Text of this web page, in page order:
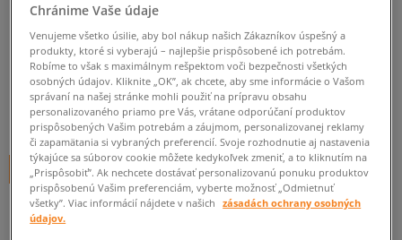
P2 8900 GREY AOP
unisex, ruksaky
0.0 ( 0)
14,95€cena s DPH
+ 15 BODOV V SIZEERCLUBE
Chránime Vaše údaje
Venujeme všetko úsilie, aby bol nákup našich Zákazníkov úspešný a
produkty, ktoré si vyberajú – najlepšie prispôsobené ich potrebám.
Robíme to však s maximálnym rešpektom voči bezpečnosti všetkých
osobných údajov. Kliknite „OK”, ak chcete, aby sme informácie o Vašom
správaní na našej stránke mohli použiť na prípravu obsahu
personalizovaného priamo pre Vás, vrátane odporúčaní produktov
prispôsobených Vašim potrebám a záujmom, personalizovanej reklamy
či zapamätania si vybraných preferencií. Svoje rozhodnutie aj nastavenia
týkajúce sa súborov cookie môžete kedykoľvek zmeniť, a to kliknutím na
„Prispôsobiť”. Ak nechcete dostávať personalizovanú ponuku produktov
prispôsobenú Vašim preferenciám, vyberte možnosť „Odmietnuť
všetky”. Viac informácií nájdete v našich
zásadách ochrany osobných
údajov.